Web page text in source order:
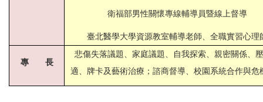
衛福部男性關懷專線輔導員暨線上督導
臺北醫學大學資源教室輔導老師、全職實習心理
專 長
悲傷失落議題、家庭議題、自我探索、親密關係、
適、牌卡及藝術治療；諮商督導、校園系統合作與危